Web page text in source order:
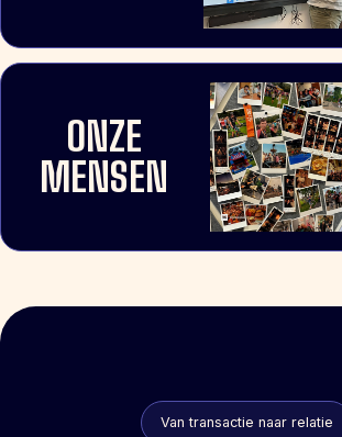
ONZE
MENSEN
Van transactie naar relatie